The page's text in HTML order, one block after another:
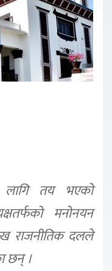
तय भएको
मनोनयन
राजनीतिक दलले
छन् ।